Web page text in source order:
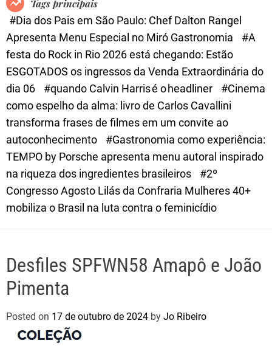
e
Tags principais
#Dia dos Pais em São Paulo: Chef Dalton Rangel
Apresenta Menu Especial no Miró Gastronomia
#A
festa do Rock in Rio 2026 está chegando: Estão
ESGOTADOS os ingressos da Venda Extraordinária do
dia 06
#quando Calvin Harris é o headliner
#Cinema
como espelho da alma: livro de Carlos Cavallini
transforma frases de filmes em um convite ao
autoconhecimento
#Gastronomia como experiência:
TEMPO by Porsche apresenta menu autoral inspirado
na riqueza dos ingredientes brasileiros
#2º
Congresso Agosto Lilás da Confraria Mulheres 40+
mobiliza o Brasil na luta contra o feminicídio
Desfiles SPFWN58 Amapô e João
Pimenta
Posted on 17 de outubro de 2024 by Jo Ribeiro